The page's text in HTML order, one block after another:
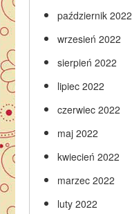
październik 2022
wrzesień 2022
sierpień 2022
lipiec 2022
czerwiec 2022
maj 2022
kwiecień 2022
marzec 2022
luty 2022